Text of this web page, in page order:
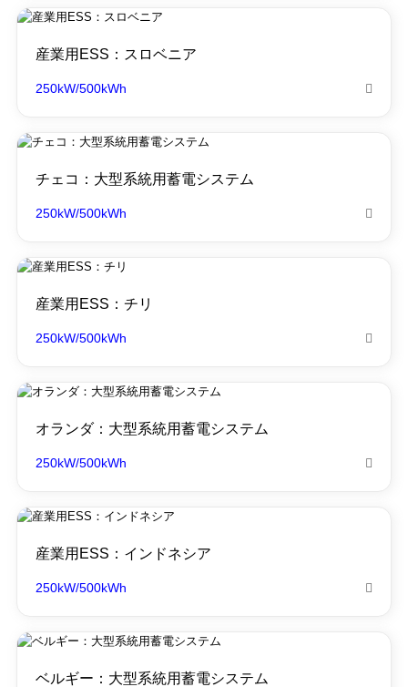
産業用ESS：スロベニア
250kW/500kWh 
チェコ：大型系統用蓄電システム
250kW/500kWh 
産業用ESS：チリ
250kW/500kWh 
オランダ：大型系統用蓄電システム
250kW/500kWh 
産業用ESS：インドネシア
250kW/500kWh 
ベルギー：大型系統用蓄電システム